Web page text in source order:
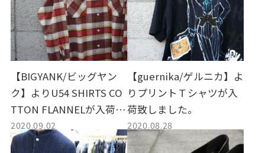
【BIGYANK/ビッグヤン
ク】よりU54 SHIRTS CO
TTON FLANNELが入荷致
しました。
2020.09.02
【guernika/ゲルニカ】よ
りプリントＴシャツが入
荷致しました。
2020.08.28